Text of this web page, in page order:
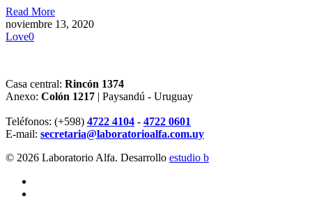
Read More
noviembre 13, 2020
Love0
Casa central: Rincón 1374
Anexo: Colón 1217 | Paysandú - Uruguay
Teléfonos: (+598) 4722 4104 - 4722 0601
E-mail: secretaria@laboratorioalfa.com.uy
© 2026 Laboratorio Alfa. Desarrollo estudio b